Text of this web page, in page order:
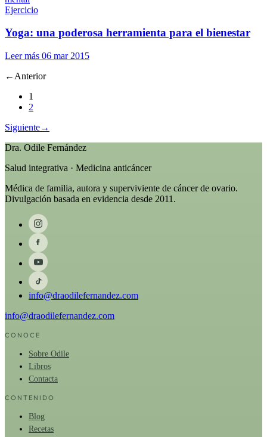
Ejercicio
Yoga: una poderosa herramienta para el bienestar
Leer más 06 mar 2015
← Anterior
1
2
Siguiente→
Dra. Odile Fernández
Salud integrativa · Medicina anticáncer
Médica de familia, autora y superviviente de cáncer de ovario.
Divulgación basada en evidencia desde 2011.
info@draodilefernandez.com
info@draodilefernandez.com
CONOCE
Sobre Odile
Libros
Contacta
CONTENIDO
Blog
Recetas